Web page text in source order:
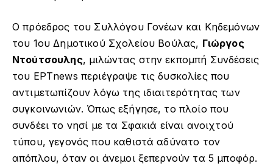
Ο πρόεδρος του Συλλόγου Γονέων και Κηδεμόνων
του 1ου Δημοτικού Σχολείου Βούλας, Γιώργος
Ντούτσουλης, μιλώντας στην εκπομπή Συνδέσεις
του ΕΡΤnews περιέγραψε τις δυσκολίες που
αντιμετωπίζουν λόγω της ιδιαιτερότητας των
συγκοινωνιών. Όπως εξήγησε, το πλοίο που
συνδέει το νησί με τα Σφακιά είναι ανοιχτού
τύπου, γεγονός που καθιστά αδύνατο τον
απόπλου, όταν οι άνεμοι ξεπερνούν τα 5 μποφόρ.